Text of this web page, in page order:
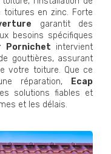
en zinc. Forte
garantit des
besoins spécifiques
Pornichet intervient
gouttières, assurant
votre toiture. Que ce
réparation,
Ecap
solutions fiables et
et les délais.